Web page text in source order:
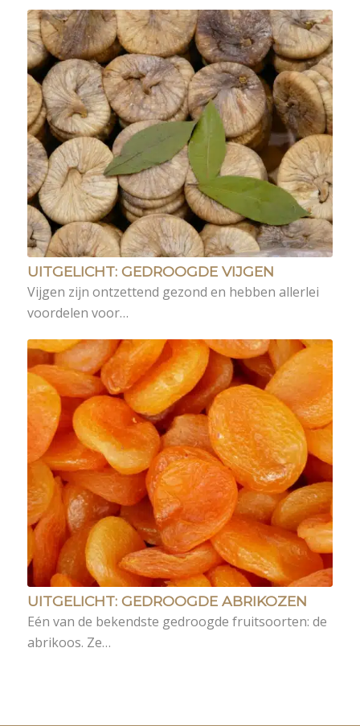
UITGELICHT: GEDROOGDE VIJGEN
Vijgen zijn ontzettend gezond en hebben allerlei
voordelen voor…
UITGELICHT: GEDROOGDE ABRIKOZEN
Eén van de bekendste gedroogde fruitsoorten: de
abrikoos. Ze…